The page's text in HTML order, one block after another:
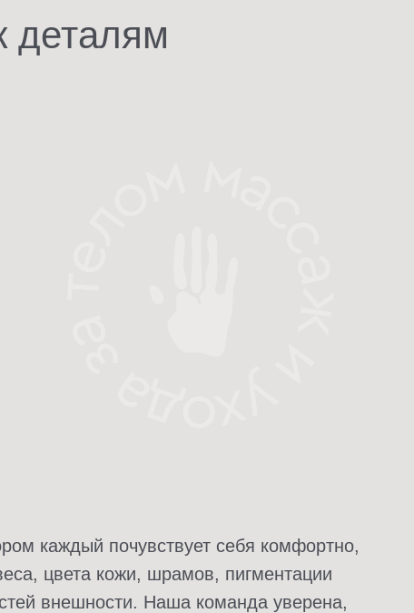
деталям
каждый почувствует себя комфортно,
цвета кожи, шрамов, пигментации
внешности. Наша команда уверена,